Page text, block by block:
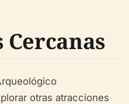
otras atracciones